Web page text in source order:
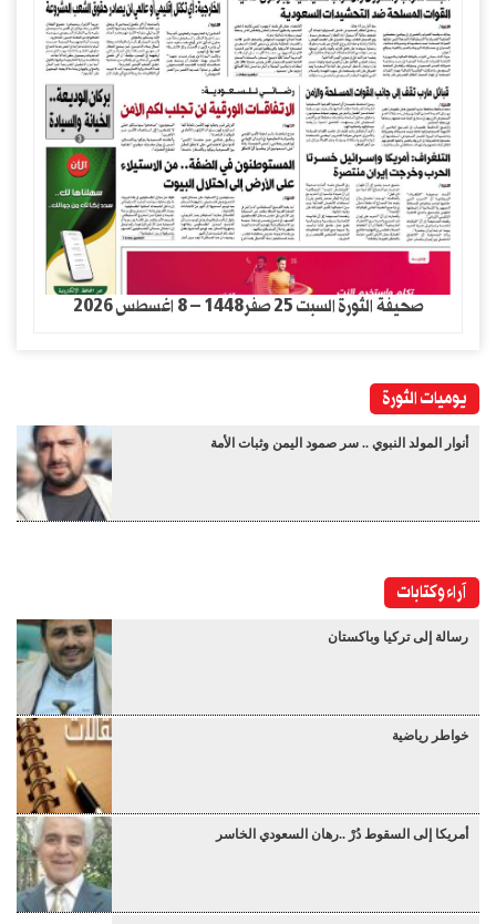
صحيفة الثورة السبت 25 صفر1448 – 8 اغسطس 2026
يوميات الثورة
أنوار المولد النبوي .. سر صمود اليمن وثبات الأمة
آراء وكتابات
رسالة إلى تركيا وباكستان
خواطر رياضية
أمريكا إلى السقوط دُرْ ..رهان السعودي الخاسر